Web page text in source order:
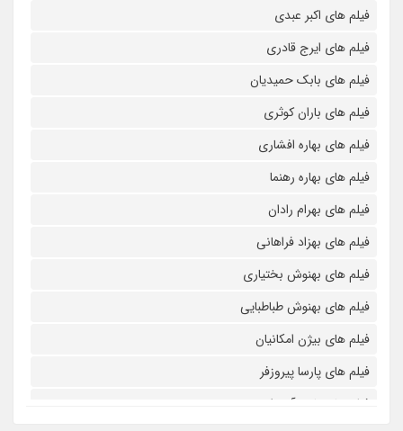
فیلم های اکبر عبدی
فیلم های ایرج قادری
فیلم های بابک حمیدیان
فیلم های باران کوثری
فیلم های بهاره افشاری
فیلم های بهاره رهنما
فیلم های بهرام رادان
فیلم های بهزاد فراهانی
فیلم های بهنوش بختیاری
فیلم های بهنوش طباطبایی
فیلم های بیژن امکانیان
فیلم های پارسا پیروزفر
فیلم های پانته آ بهرام